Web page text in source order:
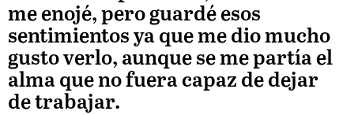
me enojé, pero guardé esos
sentimientos ya que me dio mucho
gusto verlo, aunque se me partía el
alma que no fuera capaz de dejar
de trabajar.